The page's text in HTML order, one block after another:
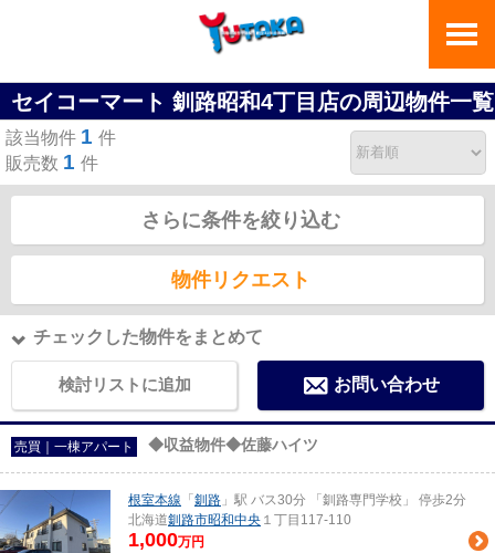
セイコーマート 釧路昭和4丁目店の周辺物件一覧
該当物件 1 件
販売数 1 件
さらに条件を絞り込む
物件リクエスト
チェックした物件をまとめて
検討リストに追加 お問い合わせ
売買｜一棟アパート ◆収益物件◆佐藤ハイツ
根室本線 「 釧路 」駅 バス30分 「釧路専門学校」 停歩2分
北海道釧路市昭和中央 １丁目117-110
1,000万円